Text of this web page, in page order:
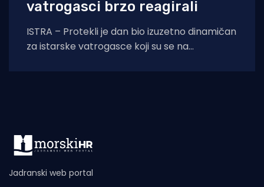
vatrogasci brzo reagirali
ISTRA – Protekli je dan bio izuzetno dinamičan
za istarske vatrogasce koji su se na
Jadranski web portal